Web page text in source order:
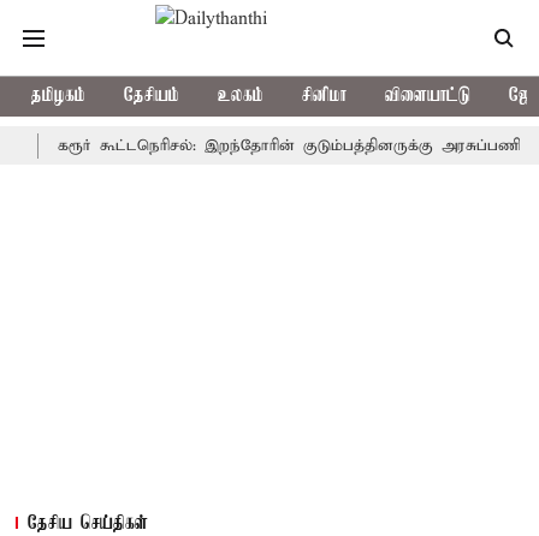
தமிழகம் தேசியம் உலகம் சினிமா விளையாட்டு
கரூர் கூட்டநெரிசல்: இறந்தோரின் குடும்பத்தினருக்கு அரசுப்பணி
தேசிய செய்திகள்